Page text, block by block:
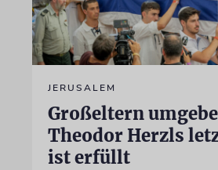
JERUSALEM
Großeltern
Theodor Herzls
ist erfüllt